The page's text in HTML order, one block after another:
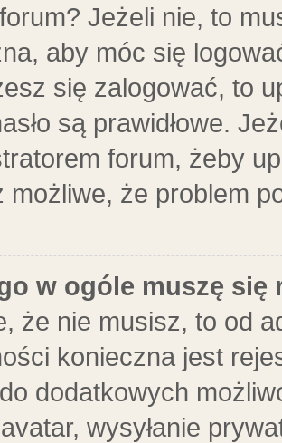
Jeżeli nie, to
aby móc się
się zalogować, to
są prawidłowe.
forum, żeby
możliwe, że problem
w ogóle muszę się
że nie musisz, to od
konieczna jest
dodatkowych
wysyłanie